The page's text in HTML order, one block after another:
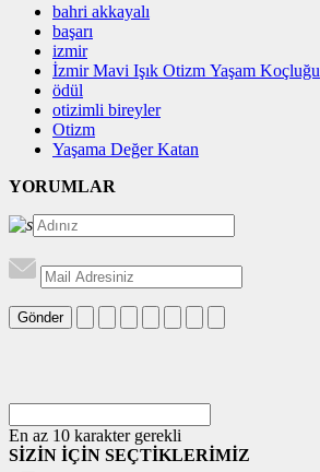
bahri akkayalı
başarı
izmir
İzmir Mavi Işık Otizm Yaşam Koçluğu
ödül
otizimli bireyler
Otizm
Yaşama Değer Katan
YORUMLAR
Gönder
En az 10 karakter gerekli
SİZİN İÇİN SEÇTİKLERİMİZ